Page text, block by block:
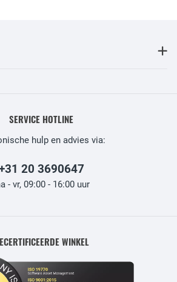
SERVICE HOTLINE
hulp en advies via:
20 3690647
- vr, 09:00 - 16:00 uur
WINKEL